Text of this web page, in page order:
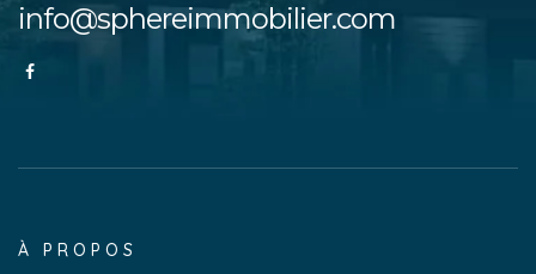
info@sphereimmobilier.com
À PROPOS